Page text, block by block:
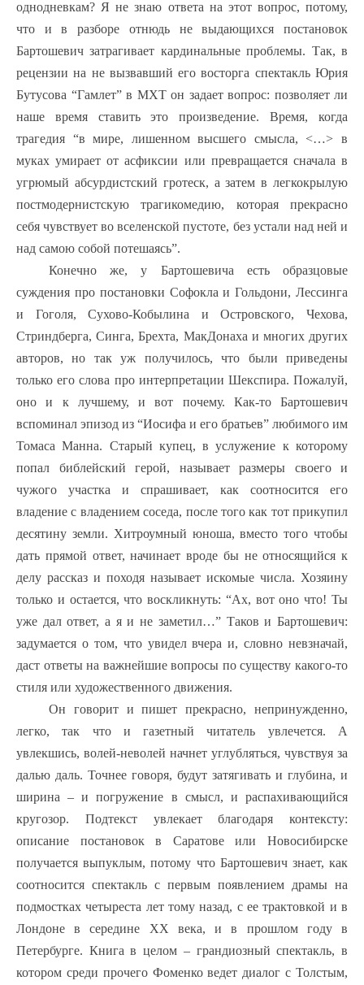
однодневкам? Я не знаю ответа на этот вопрос, потому,
что и в разборе отнюдь не выдающихся постановок
Бартошевич затрагивает кардинальные проблемы. Так, в
рецензии на не вызвавший его восторга спектакль Юрия
Бутусова “Гамлет” в МХТ он задает вопрос: позволяет ли
наше время ставить это произведение. Время, когда
трагедия “в мире, лишенном высшего смысла, <…> в
муках умирает от асфиксии или превращается сначала в
угрюмый абсурдистский гротеск, а затем в легкокрылую
постмодернистскую трагикомедию, которая прекрасно
себя чувствует во вселенской пустоте, без устали над ней и
над самою собой потешаясь”.
Конечно же, у Бартошевича есть образцовые
суждения про постановки Софокла и Гольдони, Лессинга
и Гоголя, Сухово-Кобылина и Островского, Чехова,
Стриндберга, Синга, Брехта, МакДонаха и многих других
авторов, но так уж получилось, что были приведены
только его слова про интерпретации Шекспира. Пожалуй,
оно и к лучшему, и вот почему. Как-то Бартошевич
вспоминал эпизод из “Иосифа и его братьев” любимого им
Томаса Манна. Старый купец, в услужение к которому
попал библейский герой, называет размеры своего и
чужого участка и спрашивает, как соотносится его
владение с владением соседа, после того как тот прикупил
десятину земли. Хитроумный юноша, вместо того чтобы
дать прямой ответ, начинает вроде бы не относящийся к
делу рассказ и походя называет искомые числа. Хозяину
только и остается, что воскликнуть: “Ах, вот оно что! Ты
уже дал ответ, а я и не заметил…” Таков и Бартошевич:
задумается о том, что увидел вчера и, словно невзначай,
даст ответы на важнейшие вопросы по существу какого-то
стиля или художественного движения.
Он говорит и пишет прекрасно, непринужденно,
легко, так что и газетный читатель увлечется. А
увлекшись, волей-неволей начнет углубляться, чувствуя за
далью даль. Точнее говоря, будут затягивать и глубина, и
ширина – и погружение в смысл, и распахивающийся
кругозор. Подтекст увлекает благодаря контексту:
описание постановок в Саратове или Новосибирске
получается выпуклым, потому что Бартошевич знает, как
соотносится спектакль с первым появлением драмы на
подмостках четыреста лет тому назад, с ее трактовкой и в
Лондоне в середине ХХ века, и в прошлом году в
Петербурге. Книга в целом – грандиозный спектакль, в
котором среди прочего Фоменко ведет диалог с Толстым,